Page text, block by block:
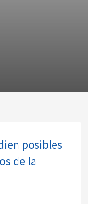
posibles
de la